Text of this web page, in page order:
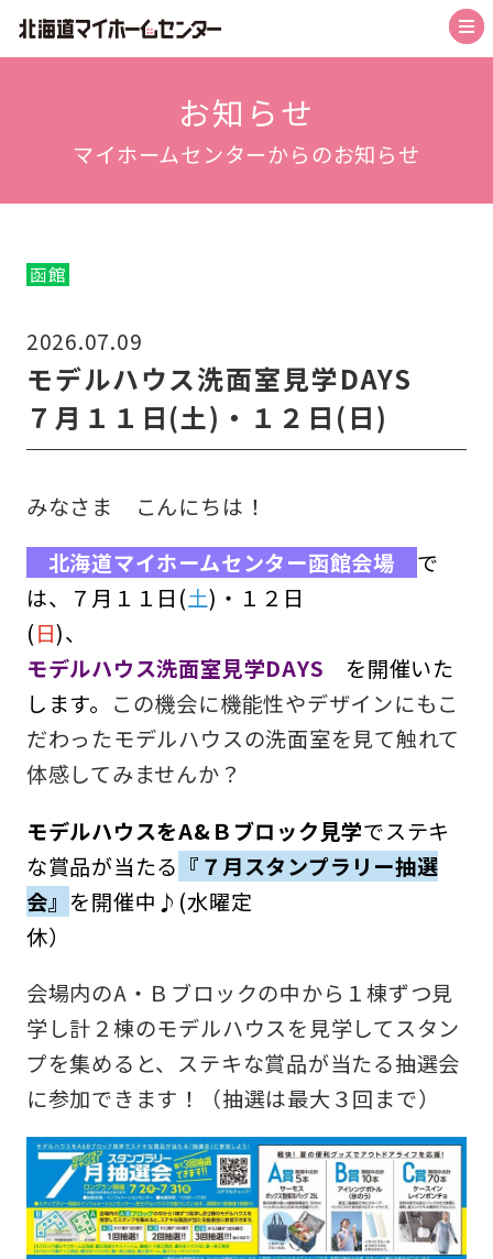
函館会場
帯広会場
苫小牧会場
お知らせ
収納コラム
マイホームセンターとは
住宅購入までの流れ（ご検討始めの方）
住宅メーカーから探す
お知らせ
マイホームセンターからのお知らせ
函館
2026.07.09
モデルハウス洗面室見学DAYS
７月１１日(土)・１２日(日)
みなさま こんにちは！
北海道マイホームセンター函館会場
で
は、７月１１日(土)・１２日
(日)、
モデルハウス洗面室見学DAYS を開催いた
します。 この機会に機能性やデザインにもこ
だわったモデルハウスの洗面室を見て触れて
体感してみませんか？
モデルハウスをA&Ｂブロック見学でステキ
な賞品が当たる 『７月スタンプラリー抽選
会』 を開催中♪(水曜定
会場内のA・Ｂブロックの中から１棟ずつ見
学し計２棟のモデルハウスを見学してスタン
プを集めると、ステキな賞品が当たる抽選会
に参加できます！（抽選は最大３回まで）